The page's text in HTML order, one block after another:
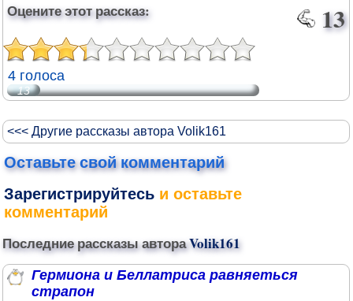
Оцените этот рассказ: 13
4 голоса
13
<<< Другие рассказы автора Volik161
Оставьте свой комментарий
Зарегистрируйтесь и оставьте
комментарий
Последние рассказы автораVolik161
Гермиона и Беллатриса равняеться
страпон